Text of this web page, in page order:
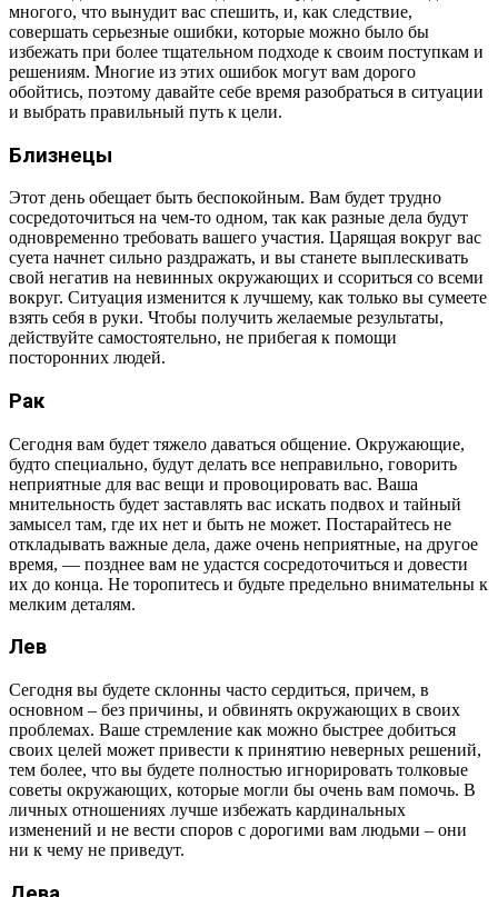
многого, что вынудит вас спешить, и, как следствие,
совершать серьезные ошибки, которые можно было бы
избежать при более тщательном подходе к своим поступкам и
решениям. Многие из этих ошибок могут вам дорого
обойтись, поэтому давайте себе время разобраться в ситуации
и выбрать правильный путь к цели.
Близнецы
Этот день обещает быть беспокойным. Вам будет трудно
сосредоточиться на чем-то одном, так как разные дела будут
одновременно требовать вашего участия. Царящая вокруг вас
суета начнет сильно раздражать, и вы станете выплескивать
свой негатив на невинных окружающих и ссориться со всеми
вокруг. Ситуация изменится к лучшему, как только вы сумеете
взять себя в руки. Чтобы получить желаемые результаты,
действуйте самостоятельно, не прибегая к помощи
посторонних людей.
Рак
Сегодня вам будет тяжело даваться общение. Окружающие,
будто специально, будут делать все неправильно, говорить
неприятные для вас вещи и провоцировать вас. Ваша
мнительность будет заставлять вас искать подвох и тайный
замысел там, где их нет и быть не может. Постарайтесь не
откладывать важные дела, даже очень неприятные, на другое
время, — позднее вам не удастся сосредоточиться и довести
их до конца. Не торопитесь и будьте предельно внимательны к
мелким деталям.
Лев
Сегодня вы будете склонны часто сердиться, причем, в
основном – без причины, и обвинять окружающих в своих
проблемах. Ваше стремление как можно быстрее добиться
своих целей может привести к принятию неверных решений,
тем более, что вы будете полностью игнорировать толковые
советы окружающих, которые могли бы очень вам помочь. В
личных отношениях лучше избежать кардинальных
изменений и не вести споров с дорогими вам людьми – они
ни к чему не приведут.